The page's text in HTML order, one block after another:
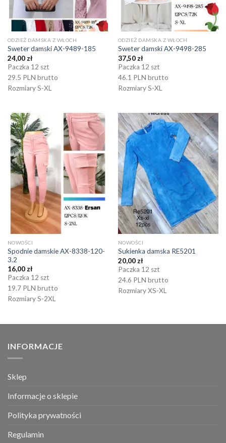
ODZIEŻ DAMSKA Z WŁOCH
Sweter damski AX-9489-185
24,00 zł
Paczka 12 szt
29.5 PLN brutto
Rozmiary S-XL
ODZIEŻ DAMSKA Z WŁOCH
Sweter damski AX-9498-285
37,50 zł
Paczka 12 szt
46.1 PLN brutto
Rozmiary S-XL
NOWOŚCI
Spodnie damskie AX-8338-120-
3.2
16,00 zł
Paczka 12 szt
19.7 PLN brutto
Rozmiary S-2XL
NOWOŚCI
Sukienka damska RE5201
20,00 zł
Paczka 12 szt
24.6 PLN brutto
Rozmiary XS-XL
INFORMACJE
Sklep
Informacje o sklepie
Polityka prywatności
Regulamin